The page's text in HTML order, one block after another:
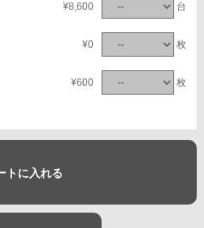
¥8,600
台
¥0
枚
¥600 枚
トに入れる